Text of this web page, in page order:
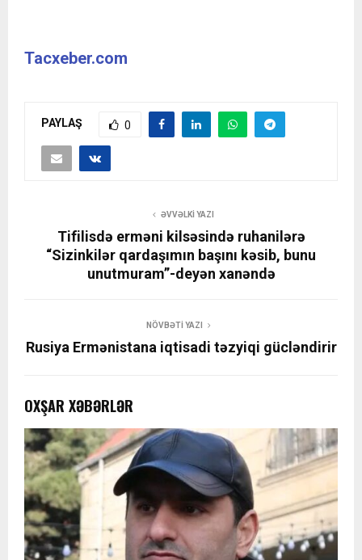
Tacxeber.com
PAYLAŞ 0
ƏVVƏLKI YAZI
Tifilisdə erməni kilsəsində ruhanilərə
“Sizinkilər qardaşımın başını kəsib, bunu
unutmuram”-deyən xanəndə
NÖVBƏTI YAZI
Rusiya Ermənistana iqtisadi təzyiqi gücləndirir
OXŞAR XƏBƏRLƏR